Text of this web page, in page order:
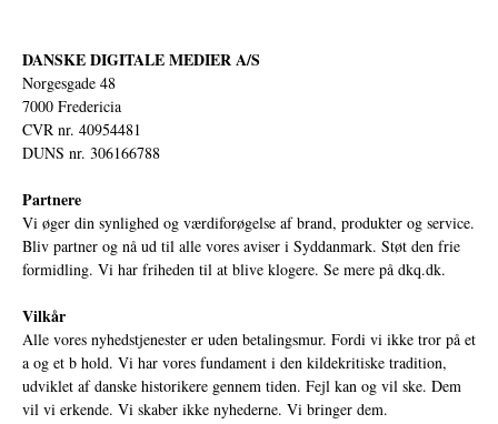
DANSKE DIGITALE MEDIER A/S
Norgesgade 48
7000 Fredericia
CVR nr. 40954481
DUNS nr. 306166788
Partnere
Vi øger din synlighed og værdiforøgelse af brand, produkter og service.
Bliv partner og nå ud til alle vores aviser i Syddanmark. Støt den frie
formidling. Vi har friheden til at blive klogere. Se mere på dkq.dk.
Vilkår
Alle vores nyhedstjenester er uden betalingsmur. Fordi vi ikke tror på et
a og et b hold. Vi har vores fundament i den kildekritiske tradition,
udviklet af danske historikere gennem tiden. Fejl kan og vil ske. Dem
vil vi erkende. Vi skaber ikke nyhederne. Vi bringer dem.